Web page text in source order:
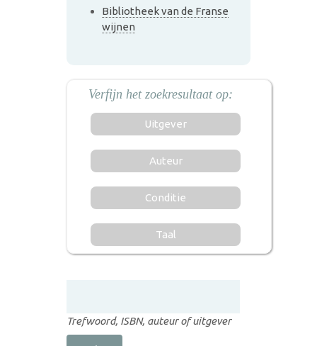
Bibliotheek van de Franse
wijnen
Uitgever
Auteur
Conditie
Taal
Trefwoord, ISBN, auteur of uitgever